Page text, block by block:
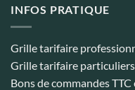
INFOS PRATIQUE
Grille tarifaire
Grille tarifaire particuliers
Bons de commandes TTC